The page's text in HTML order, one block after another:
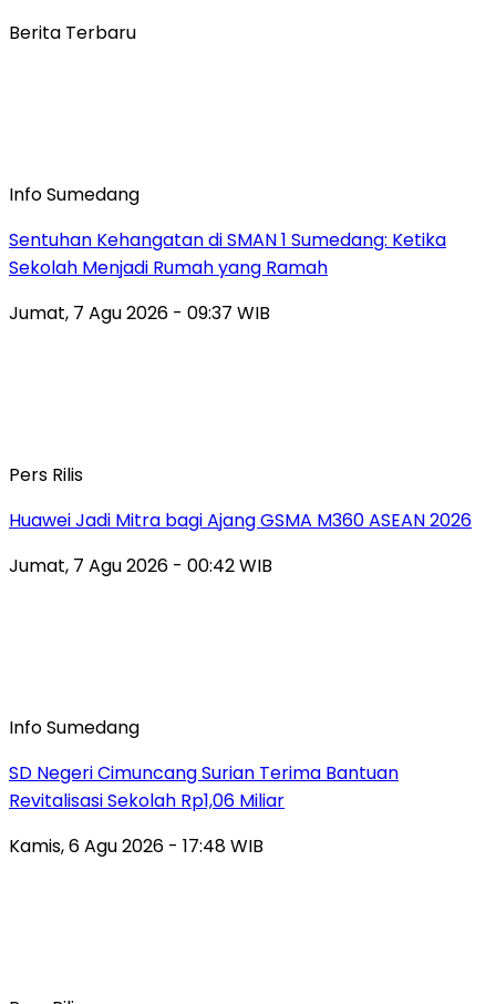
Berita Terbaru
Info Sumedang
Sentuhan Kehangatan di SMAN 1 Sumedang: Ketika
Sekolah Menjadi Rumah yang Ramah
Jumat, 7 Agu 2026 - 09:37 WIB
Pers Rilis
Huawei Jadi Mitra bagi Ajang GSMA M360 ASEAN 2026
Jumat, 7 Agu 2026 - 00:42 WIB
Info Sumedang
SD Negeri Cimuncang Surian Terima Bantuan
Revitalisasi Sekolah Rp1,06 Miliar
Kamis, 6 Agu 2026 - 17:48 WIB